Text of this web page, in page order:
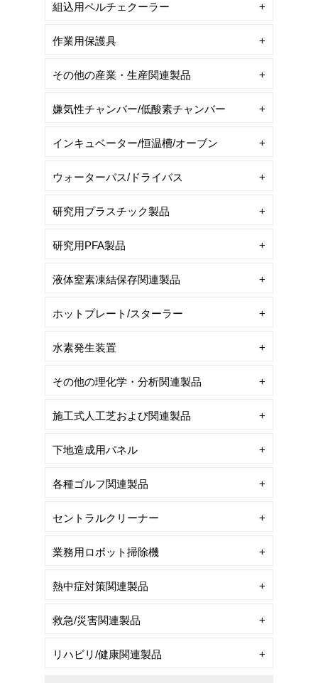
組込用ペルチェクーラー
作業用保護具
その他の産業・生産関連製品
嫌気性チャンバー/低酸素チャンバー
インキュベーター/恒温槽/オーブン
ウォーターバス/ドライバス
研究用プラスチック製品
研究用PFA製品
液体窒素凍結保存関連製品
ホットプレート/スターラー
水素発生装置
その他の理化学・分析関連製品
施工式人工芝および関連製品
下地造成用パネル
各種ゴルフ関連製品
セントラルクリーナー
業務用ロボット掃除機
熱中症対策関連製品
救急/災害関連製品
リハビリ/健康関連製品